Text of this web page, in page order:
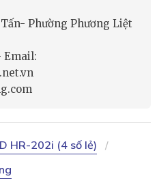
Phường Phương Liệt
Email:
HR-202i (4 số lẻ)